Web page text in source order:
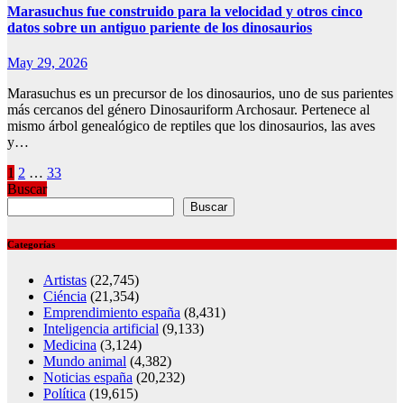
Marasuchus fue construido para la velocidad y otros cinco
datos sobre un antiguo pariente de los dinosaurios
May 29, 2026
Marasuchus es un precursor de los dinosaurios, uno de sus parientes
más cercanos del género Dinosauriform Archosaur. Pertenece al
mismo árbol genealógico de reptiles que los dinosaurios, las aves
y…
Posts
pagination
1 2 … 33
Buscar
Buscar
Categorías
Artistas (22,745)
Ciéncia (21,354)
Emprendimiento españa (8,431)
Inteligencia artificial (9,133)
Medicina (3,124)
Mundo animal (4,382)
Noticias españa (20,232)
Política (19,615)